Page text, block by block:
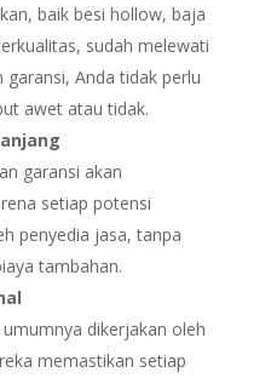
baik besi hollow, baja
sudah melewati
Anda tidak perlu
awet atau tidak.
garansi akan
setiap potensi
penyedia jasa, tanpa
tambahan.
dikerjakan oleh
memastikan setiap